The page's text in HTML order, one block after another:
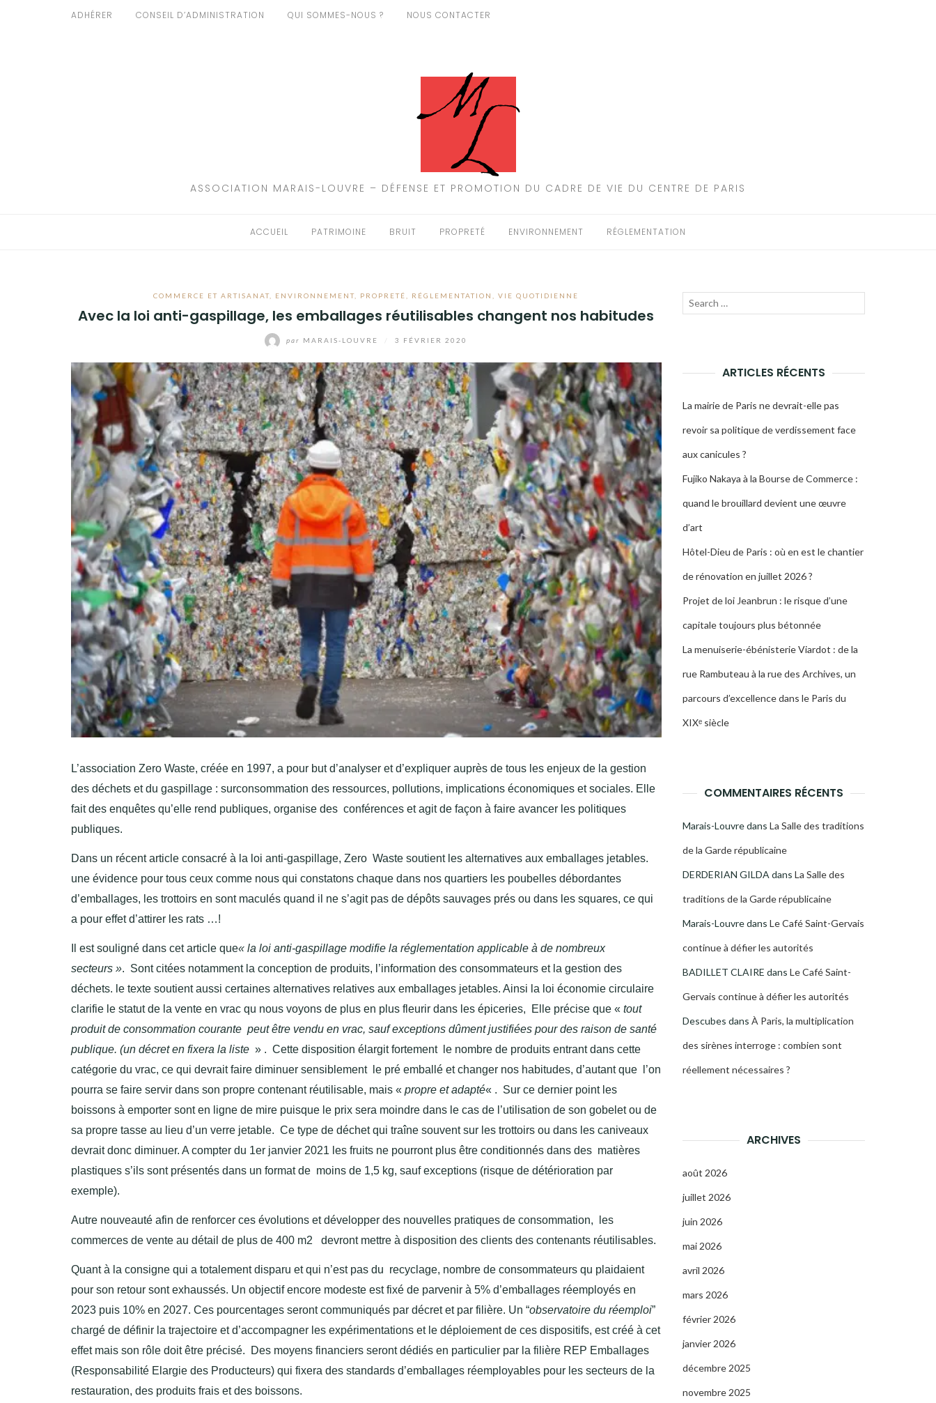
ADHÉRER CONSEIL D’ADMINISTRATION QUI SOMMES-NOUS ? NOUS CONTACTER
ASSOCIATION MARAIS-LOUVRE – DÉFENSE ET PROMOTION DU CADRE DE VIE DU CENTRE DE PARIS
ACCUEIL PATRIMOINE BRUIT PROPRETÉ ENVIRONNEMENT RÉGLEMENTATION
COMMERCE ET ARTISANAT ENVIRONNEMENT PROPRETÉ RÉGLEMENTATION ,VIE QUOTIDIENNE
Avec la loi anti-gaspillage, les emballages réutilisables changent nos habitudes
par MARAIS-LOUVRE 3 FÉVRIER 2020
L’association Zero Waste, créée en 1997, a pour but d’analyser et d’expliquer auprès de tous les enjeux de la gestion
des déchets et du gaspillage : surconsommation des ressources, pollutions, implications économiques et sociales. Elle
fait des enquêtes qu’elle rend publiques, organise des conférences et agit de façon à faire avancer les politiques
publiques.
Dans un récent article consacré à la loi anti-gaspillage, Zero Waste soutient les alternatives aux emballages jetables.
une évidence pour tous ceux comme nous qui constatons chaque dans nos quartiers les poubelles débordantes
d’emballages, les trottoirs en sont maculés quand il ne s’agit pas de dépôts sauvages prés ou dans les squares, ce qui
a pour effet d’attirer les rats …!
Il est souligné dans cet article que« la loi anti-gaspillage modifie la réglementation applicable à de nombreux
secteurs ». Sont citées notamment la conception de produits, l’information des consommateurs et la gestion des
déchets. le texte soutient aussi certaines alternatives relatives aux emballages jetables. Ainsi la loi économie circulaire
clarifie le statut de la vente en vrac qu nous voyons de plus en plus fleurir dans les épiceries, Elle précise que « tout
produit de consommation courante peut être vendu en vrac, sauf exceptions dûment justifiées pour des raison de santé
publique. (un décret en fixera la liste » . Cette disposition élargit fortement le nombre de produits entrant dans cette
catégorie du vrac, ce qui devrait faire diminuer sensiblement le pré emballé et changer nos habitudes, d’autant que l’on
pourra se faire servir dans son propre contenant réutilisable, mais « propre et adapté« . Sur ce dernier point les
boissons à emporter sont en ligne de mire puisque le prix sera moindre dans le cas de l’utilisation de son gobelet ou de
sa propre tasse au lieu d’un verre jetable. Ce type de déchet qui traîne souvent sur les trottoirs ou dans les caniveaux
devrait donc diminuer. A compter du 1er janvier 2021 les fruits ne pourront plus être conditionnés dans des matières
plastiques s’ils sont présentés dans un format de moins de 1,5 kg, sauf exceptions (risque de détérioration par
exemple).
Autre nouveauté afin de renforcer ces évolutions et développer des nouvelles pratiques de consommation, les
commerces de vente au détail de plus de 400 m2 devront mettre à disposition des clients des contenants réutilisables.
Quant à la consigne qui a totalement disparu et qui n’est pas du recyclage, nombre de consommateurs qu plaidaient
pour son retour sont exhaussés. Un objectif encore modeste est fixé de parvenir à 5% d’emballages réemployés en
2023 puis 10% en 2027. Ces pourcentages seront communiqués par décret et par filière. Un “observatoire du réemploi”
chargé de définir la trajectoire et d’accompagner les expérimentations et le déploiement de ces dispositifs, est créé à cet
effet mais son rôle doit être précisé. Des moyens financiers seront dédiés en particulier par la filière REP Emballages
(Responsabilité Elargie des Producteurs) qui fixera des standards d’emballages réemployables pour les secteurs de la
restauration, des produits frais et des boissons.
Recherche
ARTICLES RÉCENTS
La mairie de Paris ne devrait-elle pas
revoir sa politique de verdissement face
aux canicules ?
Fujiko Nakaya à la Bourse de Commerce :
quand le brouillard devient une œuvre
d’art
Hôtel-Dieu de Paris : où en est le chantier
de rénovation en juillet 2026 ?
Projet de loi Jeanbrun : le risque d’une
capitale toujours plus bétonnée
La menuiserie-ébénisterie Viardot : de la
rue Rambuteau à la rue des Archives, un
parcours d’excellence dans le Paris du
XIXᵉ siècle
COMMENTAIRES RÉCENTS
Marais-Louvredans La Salle des traditions
de la Garde républicaine
DERDERIAN GILDA dans La Salle des
traditions de la Garde républicaine
Marais-Louvredans Le Café Saint-Gervais
continue à défier les autorités
BADILLET CLAIRE dans Le Café Saint-
Gervais continue à défier les autorités
Descubes dans À Paris, la multiplication
des sirènes interroge : combien sont
réellement nécessaires ?
ARCHIVES
août 2026
juillet 2026
juin 2026
mai 2026
avril 2026
mars 2026
février 2026
janvier 2026
décembre 2025
novembre 2025